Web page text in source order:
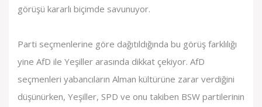
görüşü kararlı biçimde savunuyor.
Parti seçmenlerine göre dağıtıldığında bu görüş farklılığı
yine AfD ile Yeşiller arasında dikkat çekiyor. AfD
seçmenleri yabancıların Alman kültürüne zarar verdiğini
düşünürken, Yeşiller, SPD ve onu takiben BSW partilerinin